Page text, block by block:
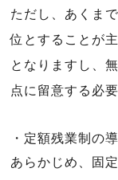
ただし、あくま
位とすることが
となりますし、
点に留意する必
・定額残業制の
あらかじめ、固